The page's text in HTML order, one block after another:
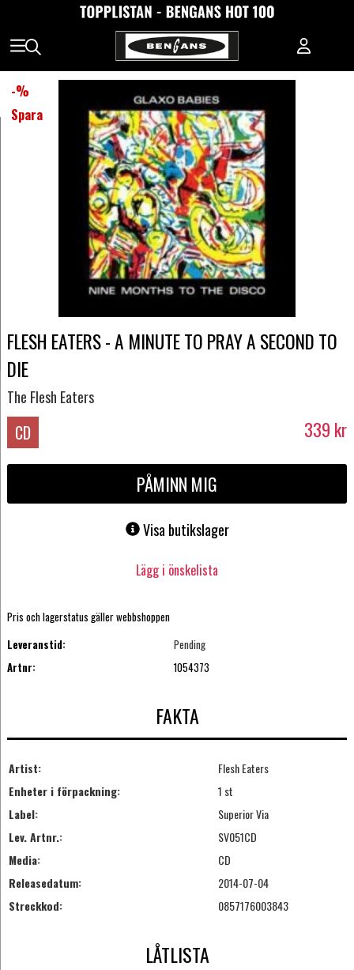
-%
Spara
FLESH EATERS - A MINUTE TO PRAY A SECOND TO
DIE
The Flesh Eaters
CD 339 kr
PÅMINN MIG
Visa butikslager
Lägg i önskelista
Pris och lagerstatus gäller webbshoppen
Leveranstid:
Pending
Artnr:
1054373
FAKTA
Artist:
Flesh Eaters
Enheter i förpackning:
1 st
Label:
Superior Via
Lev. Artnr.:
SV051CD
Media:
CD
Releasedatum:
2014-07-04
Streckkod:
0857176003843
LÅTLISTA